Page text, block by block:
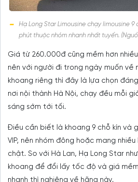
Hạ Long Star Limousine chạy limousine 9
phút thuộc nhóm nhanh nhất tuyến.
Giá từ 260.000đ cũng mềm hơn
nên với người đi trong ngày muốn về
khoang riêng thì đây là lựa chọn
nơi nội thành Hà Nội, chạy đều mỗi
sáng sớm tới tối.
Điều cần biết là khoang 9 chỗ kín và
VIP, nên nhóm đông hoặc mang
chật. So với Hà Lan, Hạ Long Star
khoang để đổi lấy tốc độ và giá
nhanh thì nghiêng về hãng này.